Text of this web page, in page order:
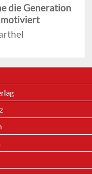
die Generation
motiviert